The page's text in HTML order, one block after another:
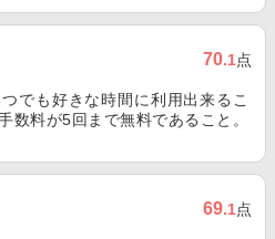
70.1点
でも好きな時間に利用出来るこ
数料が5回まで無料であること。
69.1点